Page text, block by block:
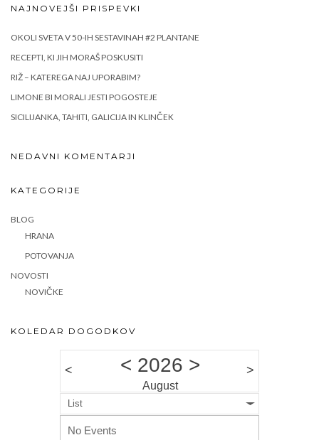
NAJNOVEJŠI PRISPEVKI
OKOLI SVETA V 50-IH SESTAVINAH #2 PLANTANE
RECEPTI, KI JIH MORAŠ POSKUSITI
RIŽ – KATEREGA NAJ UPORABIM?
LIMONE BI MORALI JESTI POGOSTEJE
SICILIJANKA, TAHITI, GALICIJA IN KLINČEK
NEDAVNI KOMENTARJI
KATEGORIJE
BLOG
HRANA
POTOVANJA
NOVOSTI
NOVIČKE
KOLEDAR DOGODKOV
< < 2026 >
August
>
List
No Events